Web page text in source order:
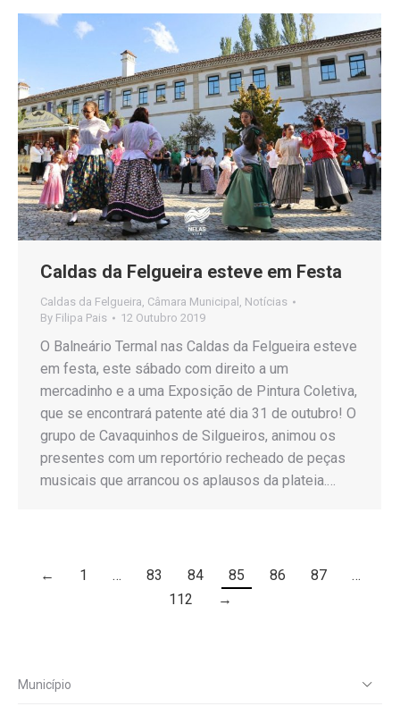
Caldas da Felgueira esteve em Festa
Caldas da Felgueira Câmara Municipal Notícias
By Filipa Pais 12 Outubro 2019
O Balneário Termal nas Caldas da Felgueira esteve
em festa, este sábado com direito a um
mercadinho e a uma Exposição de Pintura Coletiva,
que se encontrará patente até dia 31 de outubro! O
grupo de Cavaquinhos de Silgueiros, animou os
presentes com um reportório recheado de peças
musicais que arrancou os aplausos da plateia.…
← 1 … 83 84 85 86 87
…
112
→
Município